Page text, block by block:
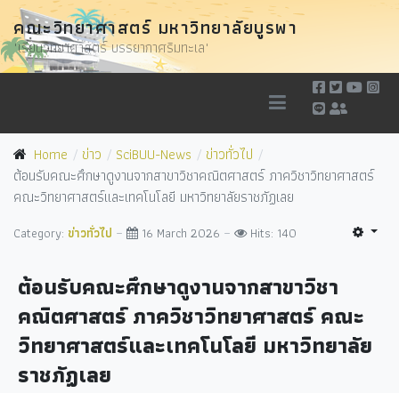
คณะวิทยาศาสตร์ มหาวิทยาลัยบูรพา
"เรียนวิทยาศาสตร์ บรรยากาศริมทะเล"
Home ข่าว SciBUU-News
ข่าวทั่วไป
ต้อนรับคณะศึกษาดูงานจากสาขาวิชาคณิตศาสตร์ ภาควิชาวิทยาศาสตร์
คณะวิทยาศาสตร์และเทคโนโลยี มหาวิทยาลัยราชภัฏเลย
Category: ข่าวทั่วไป 16 March 2026 Hits: 140
ต้อนรับคณะศึกษาดูงานจากสาขาวิชา
คณิตศาสตร์ ภาควิชาวิทยาศาสตร์ คณะ
วิทยาศาสตร์และเทคโนโลยี มหาวิทยาลัย
ราชภัฏเลย